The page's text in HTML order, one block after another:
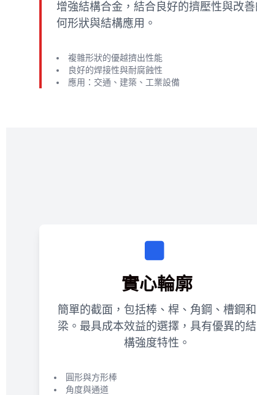
增強結構合金，結合良好的擠壓性與改
何形狀與結構應用。
複雜形狀的優越擠出性能
良好的焊接性與耐腐蝕性
應用：交通、建築、工業設備
實心輪廓
簡單的截面，包括棒、桿、角鋼、槽鋼和
梁。最具成本效益的選擇，具有優異的結
構強度特性。
圓形與方形棒
角度與通道